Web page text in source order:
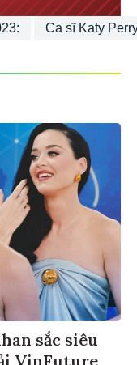
Ca sĩ Katy
sắc siêu